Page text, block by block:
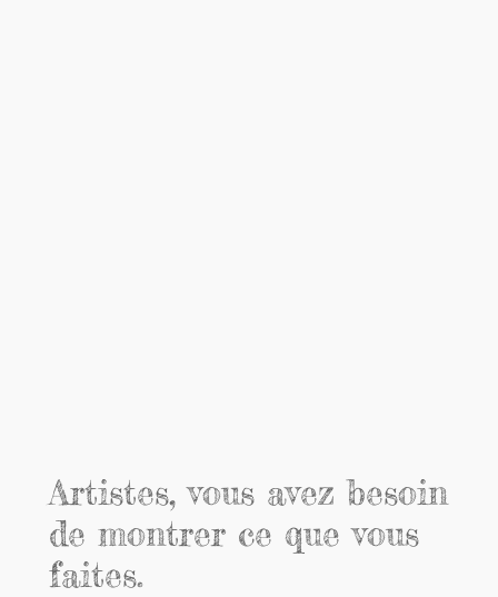
Artistes, vous avez besoin
de montrer ce que vous
faites.